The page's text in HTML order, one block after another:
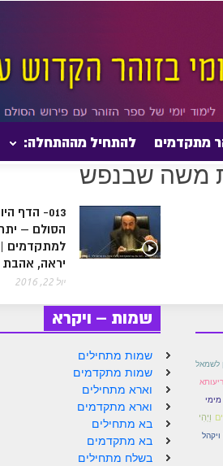
מתקדמים להתחיל מההתחלה:
013- הדף
הסולם –
למתקדמים
יראה,
יול 22, 2016
שמות – ויקרא
שמות מתחילים
שמות מתקדמים
וארא מתחילים
וארא מתקדמים
בא מתחילים
בא מתקדמים
בשלח מתחילים
לשמאל
וַיְהִי
ויקהל